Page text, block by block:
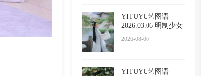
YITUYU艺图语
2026.03.06 明制少女
2026-08-06
YITUYU艺图语